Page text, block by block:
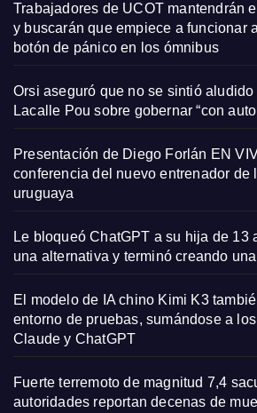
Trabajadores de UCOT mantendrán
y buscarán que empiece a funcionar
botón de pánico en los ómnibus
Orsi aseguró que no se sintió
Lacalle Pou sobre gobernar “con
Presentación de Diego Forlán EN
conferencia del nuevo entrenador de
uruguaya
Le bloqueó ChatGPT a su hija de 13
una alternativa y terminó creando
El modelo de IA chino Kimi K3
entorno de pruebas, sumándose a
Claude y ChatGPT
Fuerte terremoto de magnitud 7,4
autoridades reportan decenas de